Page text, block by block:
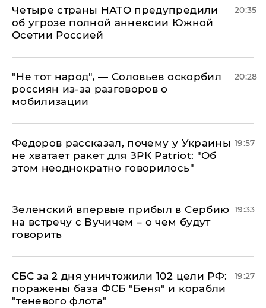
Четыре страны НАТО предупредили
об угрозе полной аннексии Южной
Осетии Россией
20:35
​"Не тот народ", — Соловьев оскорбил
россиян из-за разговоров о
мобилизации
20:28
Федоров рассказал, почему у Украины
не хватает ракет для ЗРК Patriot: "Об
этом неоднократно говорилось"
19:57
Зеленский впервые прибыл в Сербию
на встречу с Вучичем – о чем будут
говорить
19:33
СБС за 2 дня уничтожили 102 цели РФ:
поражены база ФСБ "Беня" и корабли
"теневого флота"
19:27